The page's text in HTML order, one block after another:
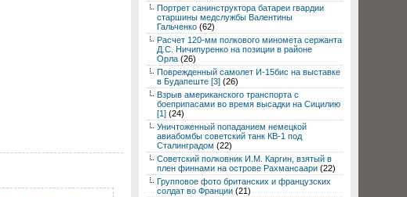
Портрет санинструктора батареи гвардии
старшины медслужбы Валентины
Гальченко (62)
Расчет 120-мм полкового миномета сержанта
Д.С. Ничипуренко на позиции в районе
Орла (26)
Поврежденный самолет И-15бис на выставке
в Будапеште [3] (26)
Взрыв американского транспорта с
боеприпасами во время высадки на Сицилию
[1] (24)
Уничтоженный попаданием немецкой
авиабомбы советский танк КВ-1 под
Сталинградом (22)
Советский полковник И.М. Каргин, взятый в
плен финнами на острове Рахмансаари (22)
Групповое фото британских и французских
солдат во Франции (21)